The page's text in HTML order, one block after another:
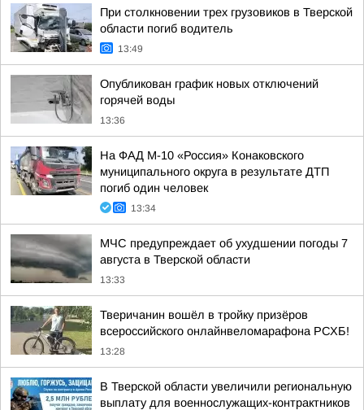
При столкновении трех грузовиков в Тверской
области погиб водитель
13:49
Опубликован график новых отключений
горячей воды
13:36
На ФАД М-10 «Россия» Конаковского
муниципального округа в результате ДТП
погиб один человек
13:34
МЧС предупреждает об ухудшении погоды 7
августа в Тверской области
13:33
Тверичанин вошёл в тройку призёров
всероссийского онлайнвеломарафона РСХБ!
13:28
В Тверской области увеличили региональную
выплату для военнослужащих-контрактников